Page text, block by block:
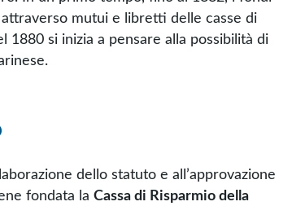
mutui e libretti delle casse di
si inizia a pensare alla possibilità di
dello statuto e all’approvazione
fondata la Cassa di Risparmio della